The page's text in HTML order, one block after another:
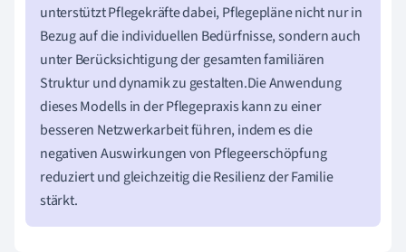
unterstützt Pflegekräfte dabei, Pflegepläne nicht nur in
Bezug auf die individuellen Bedürfnisse, sondern auch
unter Berücksichtigung der gesamten familiären
Struktur und dynamik zu gestalten.Die Anwendung
dieses Modells in der Pflegepraxis kann zu einer
besseren Netzwerkarbeit führen, indem es die
negativen Auswirkungen von Pflegeerschöpfung
reduziert und gleichzeitig die Resilienz der Familie
stärkt.